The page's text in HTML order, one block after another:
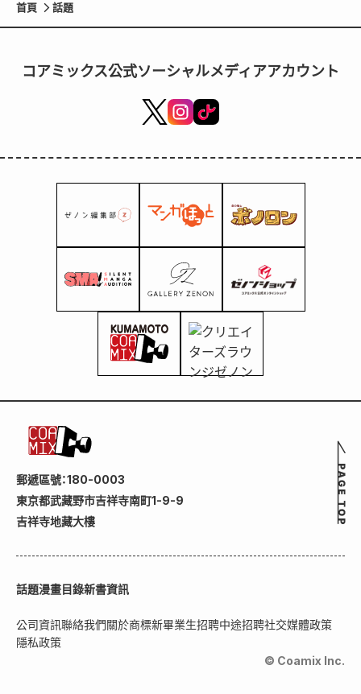
首頁 話題
コアミックス公式ソーシャルメディアアカウント
郵遞區號：180-0003
東京都武藏野市吉祥寺南町1-9-9
吉祥寺地藏大樓
話題漫畫目錄新書資訊
公司資訊聯絡我們 關於商標新畢業生招聘中途招聘社交媒體政策
隱私政策
© Coamix Inc.